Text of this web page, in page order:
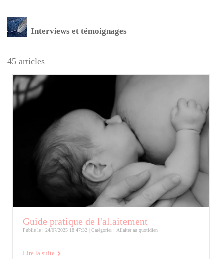
Interviews et témoignages
45 articles
Guide pratique de l'allaitement
Publié le : 24/07/2025 18:47:32 | Catégories : Allaiter au quotidien
Lire la suite